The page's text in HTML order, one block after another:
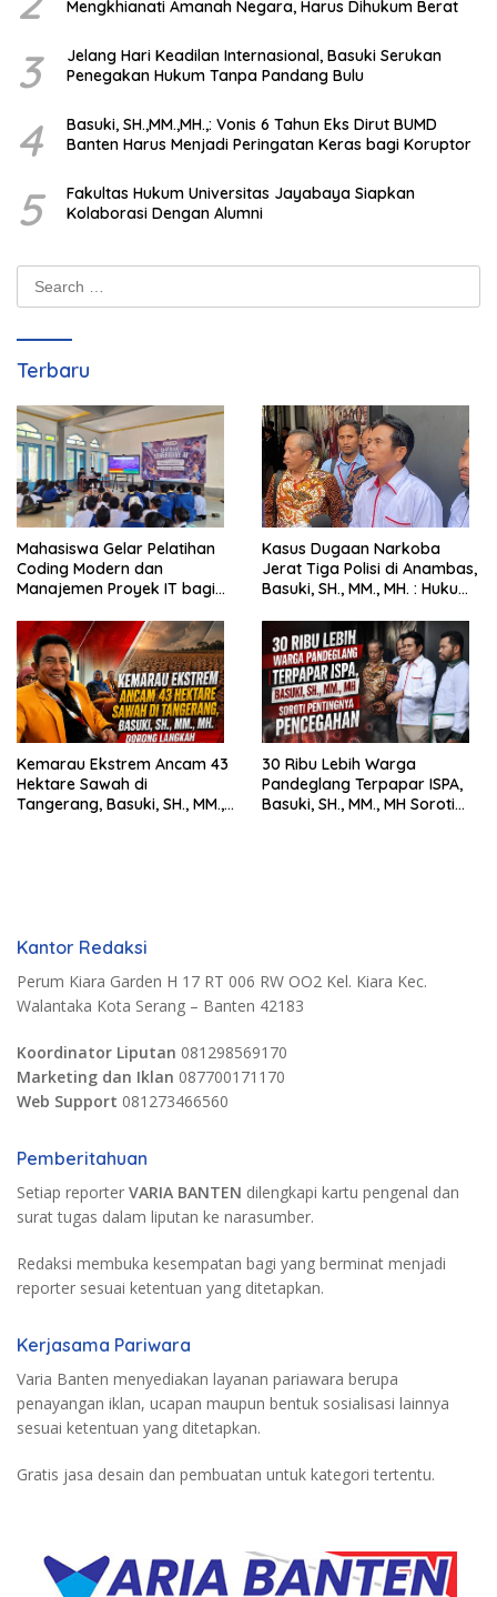
Mengkhianati Amanah Negara, Harus Dihukum Berat
3
Jelang Hari Keadilan Internasional, Basuki Serukan
Penegakan Hukum Tanpa Pandang Bulu
4
Basuki, SH.,MM.,MH.,: Vonis 6 Tahun Eks Dirut BUMD
Banten Harus Menjadi Peringatan Keras bagi Koruptor
5
Fakultas Hukum Universitas Jayabaya Siapkan
Kolaborasi Dengan Alumni
Search
for:
Terbaru
Mahasiswa Gelar Pelatihan
Coding Modern dan
Manajemen Proyek IT bagi
Kasus Dugaan Narkoba
Jerat Tiga Polisi di Anambas,
Basuki, SH., MM., MH. : Hukum
Kemarau Ekstrem Ancam 43
Hektare Sawah di
Tangerang, Basuki, SH., MM.,
30 Ribu Lebih Warga
Pandeglang Terpapar ISPA,
Basuki, SH., MM., MH Soroti
Kantor Redaksi
Perum Kiara Garden H 17 RT 006 RW OO2 Kel. Kiara Kec.
Walantaka Kota Serang – Banten 42183
Koordinator Liputan 081298569170
Marketing dan Iklan 087700171170
Web Support 081273466560
Pemberitahuan
Setiap reporter VARIA BANTEN dilengkapi kartu pengenal dan
surat tugas dalam liputan ke narasumber.
Redaksi membuka kesempatan bagi yang berminat menjadi
reporter sesuai ketentuan yang ditetapkan.
Kerjasama Pariwara
Varia Banten menyediakan layanan pariawara berupa
penayangan iklan, ucapan maupun bentuk sosialisasi lainnya
sesuai ketentuan yang ditetapkan.
Gratis jasa desain dan pembuatan untuk kategori tertentu.